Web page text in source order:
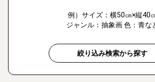
例）サイズ：横50㎝×縦40
ジャンル：抽象画 色：青な
絞り込み検索から探す